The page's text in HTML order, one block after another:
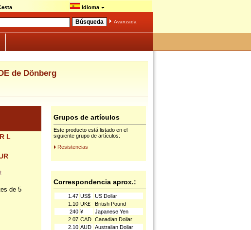
Idioma
Avanzada
de Dönberg
L
de 5
Grupos de artículos
Este producto está listado en el
siguiente grupo de artículos:
Resistencias
Correspondencia aprox.:
1.47 US$
US Dollar
1.10 UK£
British Pound
240 ¥
Japanese Yen
2.07 CAD Canadian Dollar
2.10 AUD Australian Dollar